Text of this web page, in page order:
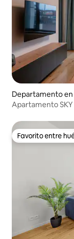
Departamento
Apartamento SKY
Favorito entre
Favorito entre